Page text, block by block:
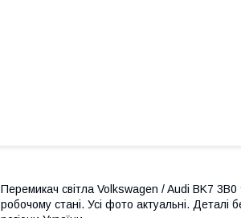
Перемикач світла Volkswagen / Audi BK7
робочому стані. Усі фото актуальні. Деталі